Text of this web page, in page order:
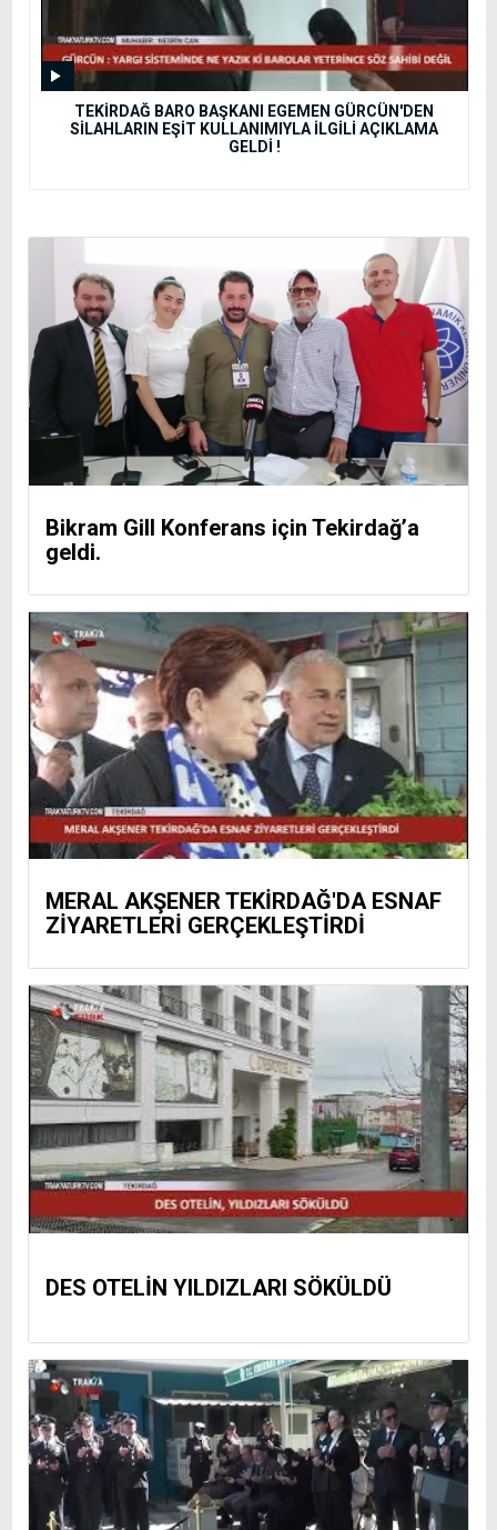
TEKİRDAĞ BARO BAŞKANI EGEMEN GÜRCÜN'DEN
SİLAHLARIN EŞİT KULLANIMIYLA İLGİLİ AÇIKLAMA
GELDİ !
Bikram Gill Konferans için Tekirdağ’a
geldi.
MERAL AKŞENER TEKİRDAĞ'DA ESNAF
ZİYARETLERİ GERÇEKLEŞTİRDİ
DES OTELİN YILDIZLARI SÖKÜLDÜ